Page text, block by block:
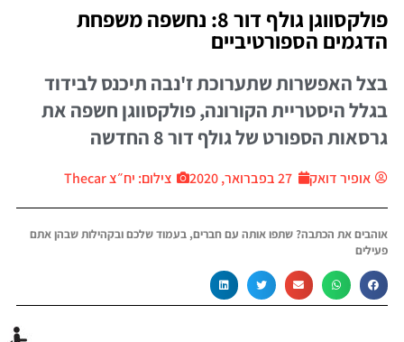
פולקסווגן גולף דור 8: נחשפה משפחת
הדגמים הספורטיביים
בצל האפשרות שתערוכת ז'נבה תיכנס לבידוד
בגלל היסטריית הקורונה, פולקסווגן חשפה את
גרסאות הספורט של גולף דור 8 החדשה
אופיר דואק 27 בפברואר, 2020 צילום: יח״צ Thecar
אוהבים את הכתבה? שתפו אותה עם חברים, בעמוד שלכם ובקהילות שבהן אתם
פעילים